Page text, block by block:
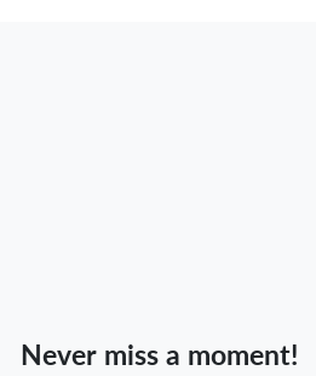
Never miss a moment!